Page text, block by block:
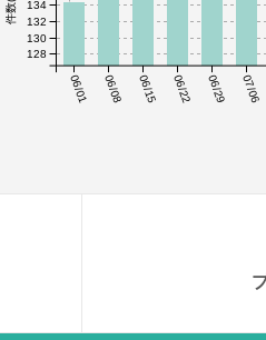
06/01 06/08 06/15 06/22 06/29 07/06
128
130
132
134